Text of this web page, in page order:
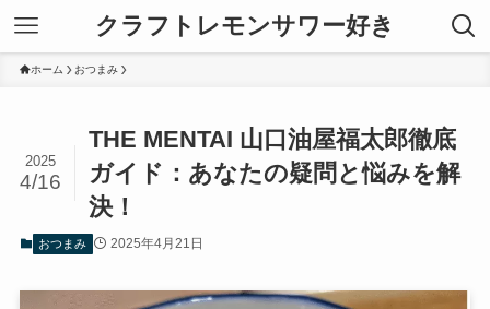
クラフトレモンサワー好き
ホーム おつまみ
THE MENTAI 山口油屋福太郎徹底
ガイド：あなたの疑問と悩みを解
決！
2025
4/16
おつまみ 2025年4月21日